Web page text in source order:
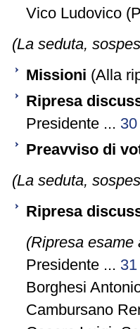
Vico Ludovico
(La seduta,
Missioni (Alla
Ripresa
Presidente ... 30
Preavviso di
(La seduta,
Ripresa
(Ripresa esame
Presidente ... 31
Borghesi
Cambursano